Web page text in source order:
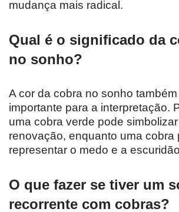
mudança mais radical.
Qual é o significado da
no sonho?
A cor da cobra no sonho
importante para a interpretação.
uma cobra verde pode
renovação, enquanto uma cobra
representar o medo e a
O que fazer se tiver um
recorrente com cobras?